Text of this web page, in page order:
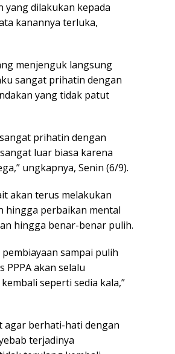
dilakukan kepada
kanannya terluka,
menjenguk langsung
sangat prihatin dengan
yang tidak patut
prihatin dengan
luar biasa karena
ungkapnya, Senin (6/9).
akan terus melakukan
hingga perbaikan mental
hingga benar-benar pulih.
sampai pulih
akan selalu
seperti sedia kala,”
agar berhati-hati dengan
terjadinya